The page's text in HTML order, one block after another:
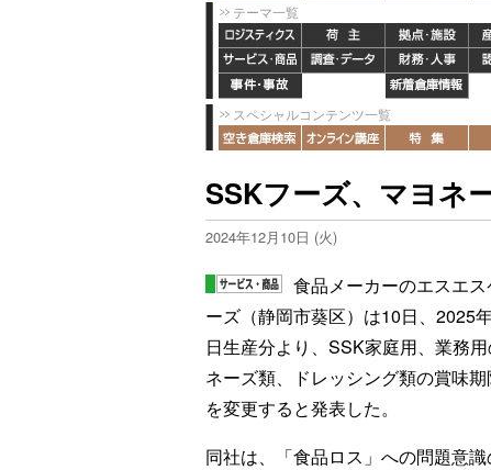
テーマ一覧
スペシャルコンテンツ一覧
SSKフーズ、マヨネ
2024年12月10日 (火)
食品メーカーのエスエス
ーズ（静岡市葵区）は10日、2025
日生産分より、SSK家庭用、業務用
ネーズ類、ドレッシング類の賞味
を変更すると発表した。
同社は、「食品ロス」への問題意識